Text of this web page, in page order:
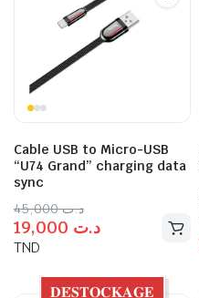
Cable USB to Micro-USB
“U74 Grand” charging data
sync
د.ت45,000
د.ت
TND
𝐃𝐄́𝐒𝐓𝐎𝐂𝐊𝐀𝐆𝐄